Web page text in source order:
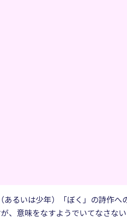
あるいは少年）「ぼく」の詩作
、意味をなすようでいてなさな